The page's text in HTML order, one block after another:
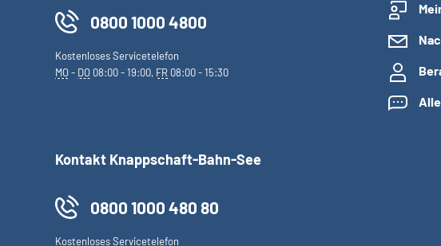
0800 1000 4800
Kostenloses Servicetelefon
MO- DO 08:00 - 19:00, FR 08:00 - 15:30
Kontakt Knappschaft-Bahn-See
0800 1000 480 80
Kostenloses Servicetelefon